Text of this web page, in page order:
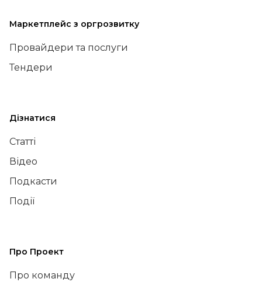
Маркетплейс з оргрозвитку
Провайдери та послуги
Тендери
Дізнатися
Статті
Відео
Подкасти
Події
Про Проект
Про команду